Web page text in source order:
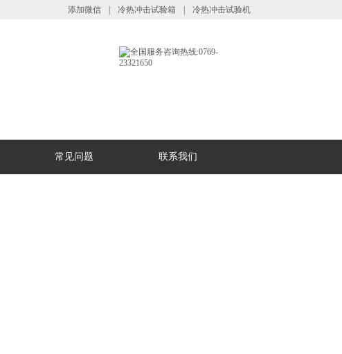
添加微信 冷热冲击试验箱 冷热冲击试验机
常见问题 联系我们